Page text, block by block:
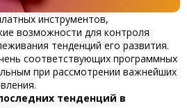
инструментов,
возможности для контроля
тенденций его развития.
соответствующих программных
при рассмотрении важнейших
тенденций в